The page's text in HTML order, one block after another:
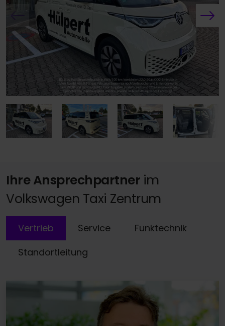
Ihre Ansprechpartner im
Volkswagen Taxi Zentrum
Vertrieb Service
Funktechnik
Standortleitung